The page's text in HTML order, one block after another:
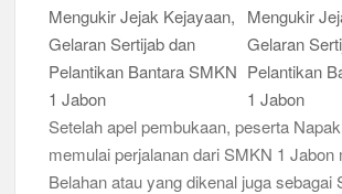
SDN Pagerwojo Hadir Menempa
Gelar Musppanitera 2026, Kwarran Taman
Baru dan Perkuat Kolaborasi Lintas Pangkalan
Diwarnai Penampilan Tari Kreasi
Setelah apel pembukaan, peserta
memulai perjalanan dari SMKN 1 Jabon
Belahan atau yang dikenal juga sebagai